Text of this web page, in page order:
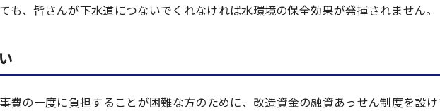
も、皆さんが下水道につないでくれなければ水環境の保全効果が発揮されません。
費の一度に負担することが困難な方のために、改造資金の融資あっせん制度を設